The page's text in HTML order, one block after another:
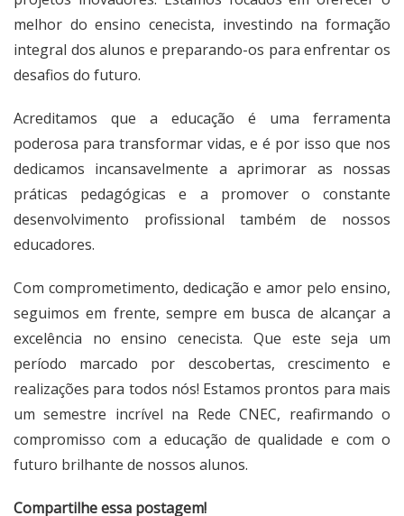
melhor do ensino cenecista, investindo na formação
integral dos alunos e preparando-os para enfrentar os
desafios do futuro.
Acreditamos que a educação é uma ferramenta
poderosa para transformar vidas, e é por isso que nos
dedicamos incansavelmente a aprimorar as nossas
práticas pedagógicas e a promover o constante
desenvolvimento profissional também de nossos
educadores.
Com comprometimento, dedicação e amor pelo ensino,
seguimos em frente, sempre em busca de alcançar a
excelência no ensino cenecista. Que este seja um
período marcado por descobertas, crescimento e
realizações para todos nós! Estamos prontos para mais
um semestre incrível na Rede CNEC, reafirmando o
compromisso com a educação de qualidade e com o
futuro brilhante de nossos alunos.
Compartilhe essa postagem!